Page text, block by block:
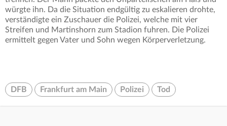
würgte ihn. Da die Situation endgültig zu eskalieren drohte,
verständigte ein Zuschauer die Polizei, welche mit vier
Streifen und Martinshorn zum Stadion fuhren. Die Polizei
ermittelt gegen Vater und Sohn wegen Körperverletzung.
DFB Frankfurt am Main Polizei Tod